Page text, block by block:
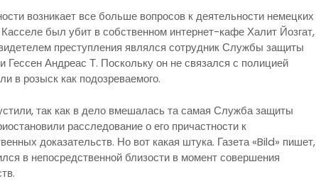
возникает все больше вопросов к деятельности немецких
был убит в собственном интернет-кафе Халит Йозгат,
преступления являлся сотрудник Службы защиты
Гессен Андреас Т. Поскольку он не связался с полицией
в розыск как подозреваемого.
так как в дело вмешалась та самая Служба защиты
расследование о его причастности к
доказательств. Но вот какая штука. Газета «Bild» пишет,
в непосредственной близости в момент совершения